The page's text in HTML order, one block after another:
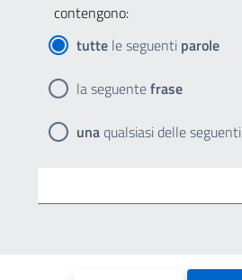
contengono:
tutte le seguenti parole
la seguentefrase
unaqualsiasi delle seguenti